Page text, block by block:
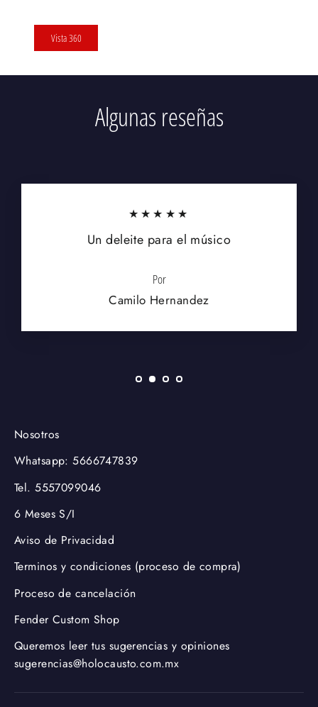
Vista 360
Algunas reseñas
★★★★★
Un deleite para el músico
Por
Camilo Hernandez
Nosotros
Whatsapp: 5666747839
Tel. 5557099046
6 Meses S/I
Aviso de Privacidad
Terminos y condiciones (proceso de compra)
Proceso de cancelación
Fender Custom Shop
Queremos leer tus sugerencias y opiniones
sugerencias@holocausto.com.mx